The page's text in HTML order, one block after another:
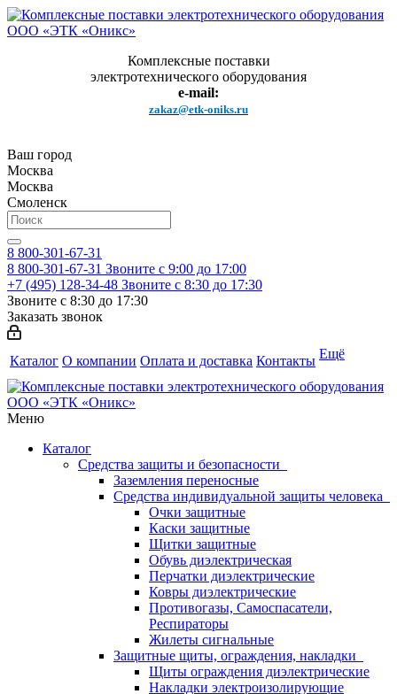
Комплексные поставки
электротехнического оборудования
e-mail:
zakaz@etk-oniks.ru
Ваш город
Москва
Москва
Смоленск
8 800-301-67-31
8 800-301-67-31 Звоните с 9:00 до 17:00
+7 (495) 128-34-48 Звоните с 8:30 до 17:30
Звоните с 8:30 до 17:30
Заказать звонок
Каталог О компании Оплата и доставка Контакты Ещё
Меню
Каталог
Средства защиты и безопасности
Заземления переносные
Средства индивидуальной защиты человека
Очки защитные
Каски защитные
Щитки защитные
Обувь диэлектрическая
Перчатки диэлектрические
Ковры диэлектрические
Противогазы, Самоспасатели,
Респираторы
Жилеты сигнальные
Защитные щиты, ограждения, накладки
Щиты ограждения диэлектрические
Накладки электроизолирующие